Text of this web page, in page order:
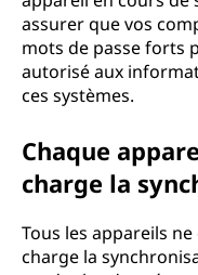
assurer que vos
mots de passe forts
autorisé aux
ces systèmes.
Chaque
charge la
Tous les appareils
charge la